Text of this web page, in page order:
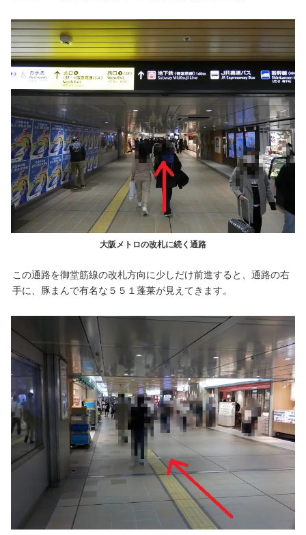
大阪メトロの改札に続く通路
この通路を御堂筋線の改札方向に少しだけ前進すると、通路の右
手に、豚まんで有名な５５１蓬莱が見えてきます。